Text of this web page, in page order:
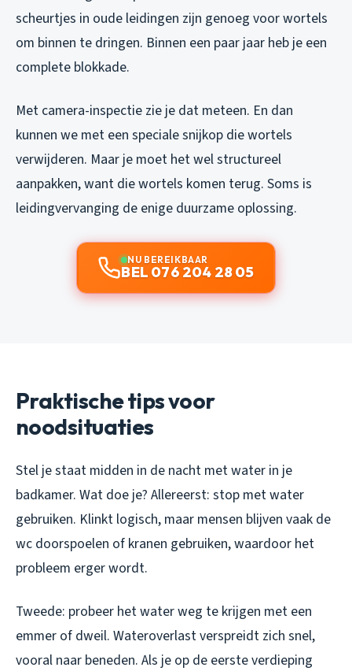
scheurtjes in oude leidingen zijn genoeg voor wortels
om binnen te dringen. Binnen een paar jaar heb je een
complete blokkade.
Met camera-inspectie zie je dat meteen. En dan
kunnen we met een speciale snijkop die wortels
verwijderen. Maar je moet het wel structureel
aanpakken, want die wortels komen terug. Soms is
leidingvervanging de enige duurzame oplossing.
NU BEREIKBAAR
BEL 076 204 28 05
Praktische tips voor
noodsituaties
Stel je staat midden in de nacht met water in je
badkamer. Wat doe je? Allereerst: stop met water
gebruiken. Klinkt logisch, maar mensen blijven vaak de
wc doorspoelen of kranen gebruiken, waardoor het
probleem erger wordt.
Tweede: probeer het water weg te krijgen met een
emmer of dweil. Wateroverlast verspreidt zich snel,
vooral naar beneden. Als je op de eerste verdieping